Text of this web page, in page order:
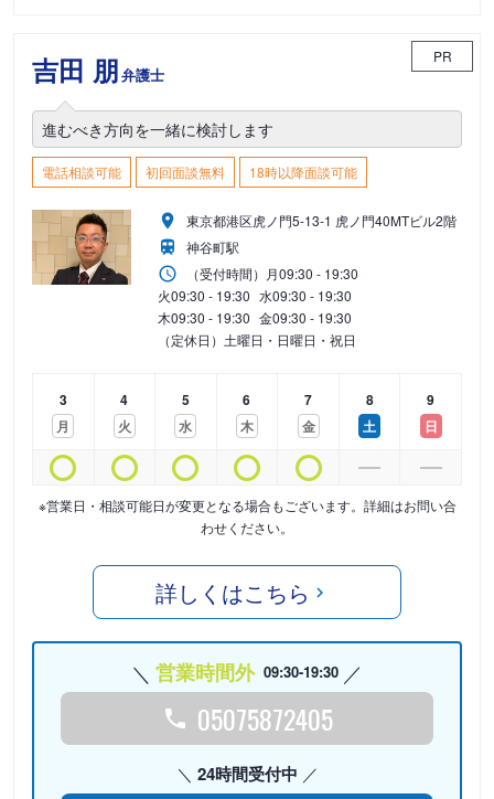
吉田 朋弁護士
PR
進むべき方向を一緒に検討します
電話相談可能 初回面談無料 18時以降面談可能
東京都港区虎ノ門5-13-1 虎ノ門40MTビル2階
神谷町駅
（受付時間） 月09:30 - 19:30
火09:30 - 19:30 水09:30 - 19:30
木09:30 - 19:30 金09:30 - 19:30
（定休日）土曜日・日曜日・祝日
3
月
4
火
5
水
6
木
7
金
8
土
9
日
※営業日・相談可能日が変更となる場合もございます。詳細はお問い合
わせください。
詳しくはこちら
営業時間外 09:30-19:30
05075872405
24時間受付中